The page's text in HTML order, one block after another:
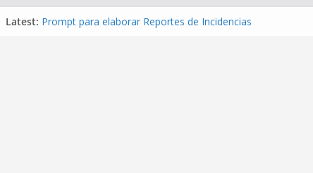
Latest: Prompt para elaborar Reportes de Incidencias